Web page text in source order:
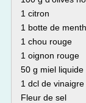
1 citron
1 botte de
1 chou rouge
1 oignon rouge
50 g miel liquide
1 dcl de
Fleur de sel